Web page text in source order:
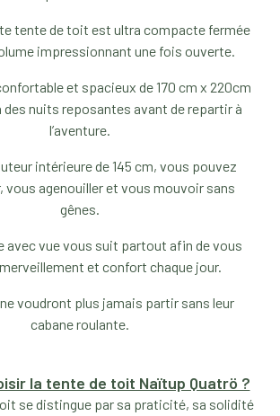
tente de toit est ultra compacte fermée
impressionnant une fois ouverte.
et spacieux de 170 cm x 220cm
des nuits reposantes avant de repartir à
l’aventure.
intérieure de 145 cm, vous pouvez
vous agenouiller et vous mouvoir sans
gênes.
avec vue vous suit partout afin de vous
et confort chaque jour.
voudront plus jamais partir sans leur
cabane roulante.
la tente de toit Naïtup Quatrö ?
se distingue par sa praticité, sa solidité